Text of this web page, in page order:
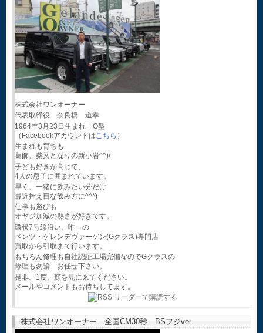
株式会社ワンオーナー
代表取締役 奈良橋 道幸
1964年3月23日生まれ O型
（Facebookアカウントはこちら ）
生まれも育ちも
葛飾、柴又となりの新小岩^^)/
子ども好きが高じて、
4人の息子に囲まれています。
早く、一緒に飲みたい分だけ
最近控え目な飲み方に^^*)
仕事も遊びも
オヤジ加減の熱さが好きです。
環状7号線沿い、唯一の
ベンツ・ゲレンデヴァーゲン(Gクラス)専門店
買取から引取まで行います。
もちろん修理も自社認証工場完備なのでGクラスの
修理も勿論 お任せ下さい。
是非、1度、顔を見に来てください。
メールやコメントもお待ちしてます。
株式会社ワンオーナー 全国CM30秒 BSフジver.